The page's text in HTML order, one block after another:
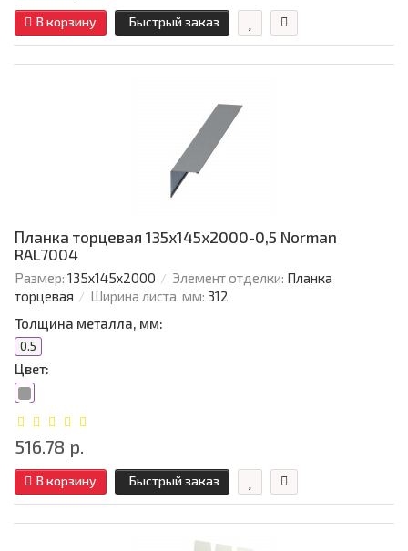
В корзину Быстрый заказ
Планка торцевая 135х145х2000-0,5 Norman
RAL7004
Размер: 135х145х2000 Элемент отделки: Планка
торцевая
Ширина листа, мм: 312
Толщина металла, мм:
0.5
Цвет:
516.78 р.
В корзину Быстрый заказ